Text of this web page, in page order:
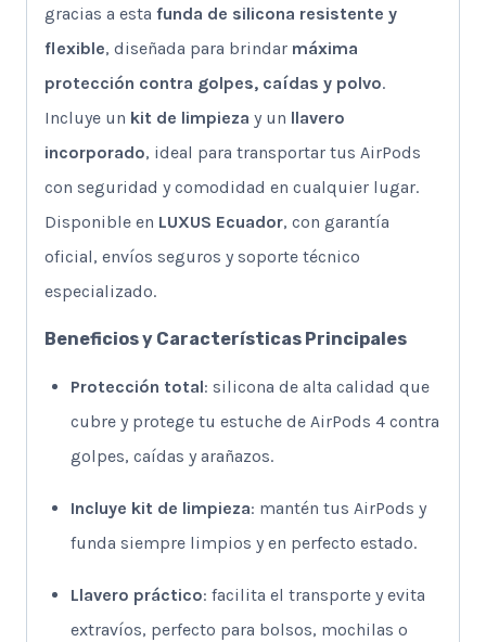
gracias a esta funda de silicona resistente y
flexible, diseñada para brindar máxima
protección contra golpes, caídas y polvo.
Incluye un kit de limpieza y un llavero
incorporado, ideal para transportar tus AirPods
con seguridad y comodidad en cualquier lugar.
Disponible en LUXUS Ecuador, con garantía
oficial, envíos seguros y soporte técnico
especializado.
Beneficios y Características Principales
Protección total: silicona de alta calidad que
cubre y protege tu estuche de AirPods 4 contra
golpes, caídas y arañazos.
Incluye kit de limpieza: mantén tus AirPods y
funda siempre limpios y en perfecto estado.
Llavero práctico: facilita el transporte y evita
extravíos, perfecto para bolsos, mochilas o